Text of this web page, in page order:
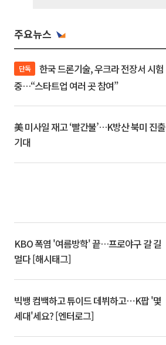
주요뉴스
단독
중…“스타트업 여러 곳 참여”
美 미사일 재고 ‘빨간불’…K방산 북미 진출
기대
KBO 폭염 '여름방학' 끝…프로야구 갈 길
멀다 [해시태그]
빅뱅 컴백하고 튜이드 데뷔하고⋯K팝 '몇
세대'세요? [엔터로그]